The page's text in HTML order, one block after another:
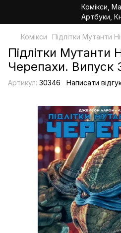
Комікси Підлітки Мутанти
Підлітки Мутанти
Черепахи. Випуск
Артикул: 30346 Написати